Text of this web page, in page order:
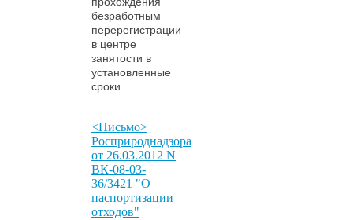
безработным
перерегистрации
в центре
занятости в
установленные
сроки.
<Письмо>
Росприроднадзора
от 26.03.2012 N
ВК-08-03-
36/3421 "О
паспортизации
отходов"